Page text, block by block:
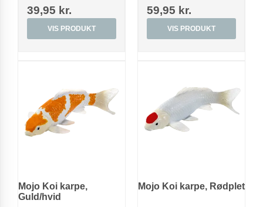
39,95 kr.
VIS PRODUKT
59,95 kr.
VIS PRODUKT
Mojo Koi karpe,
Guld/hvid
Mojo Koi karpe, Rødplet